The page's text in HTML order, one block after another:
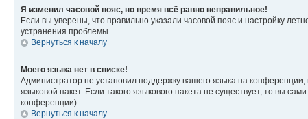
Я изменил часовой пояс, но время всё равно неправильное!
Если вы уверены, что правильно указали часовой пояс и настройку
устранения проблемы.
Вернуться к началу
Моего языка нет в списке!
Администратор не установил поддержку вашего языка на
языковой пакет. Если такого языкового пакета не существует, то вы
конференции).
Вернуться к началу